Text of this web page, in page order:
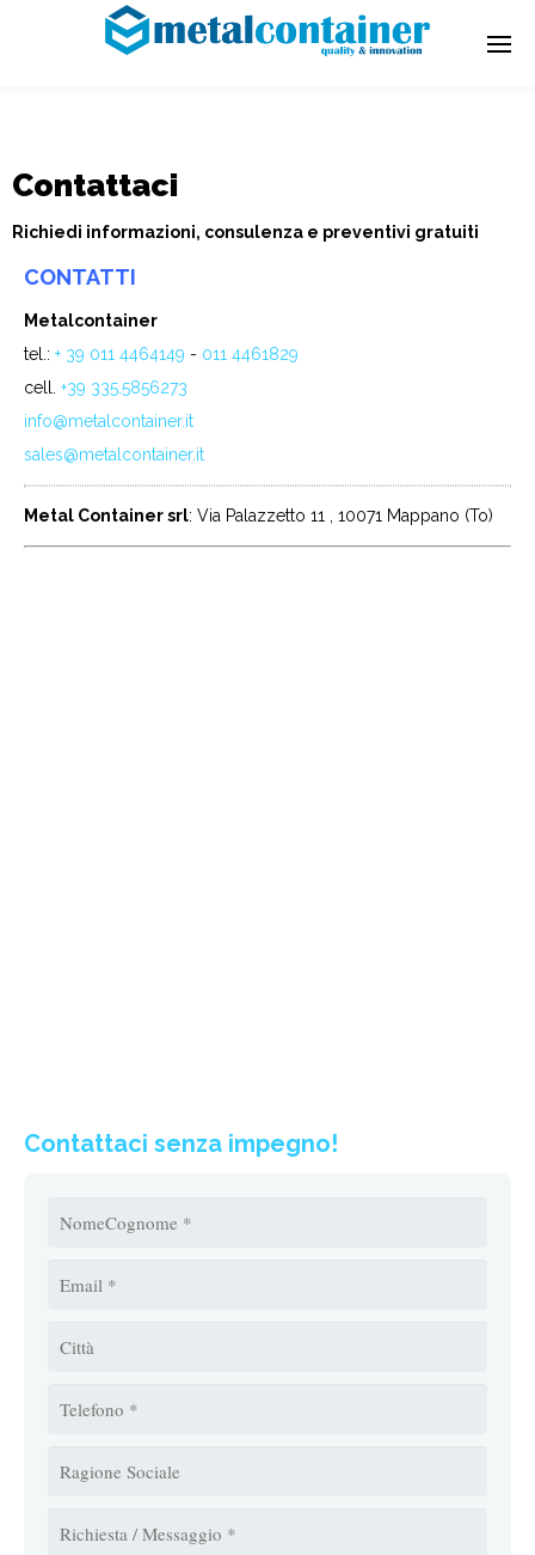
Contattaci
Richiedi informazioni, consulenza e preventivi gratuiti
CONTATTI
Metalcontainer
tel.: + 39 011 4464149 - 011 4461829
cell. +39 335.5856273
info@metalcontainer.it
sales@metalcontainer.it
Metal Container srl: Via Palazzetto 11 , 10071 Mappano (To)
Contattaci senza impegno!